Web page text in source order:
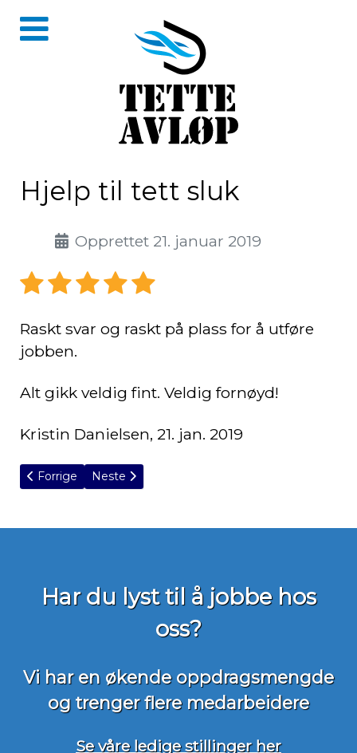
Hjelp til tett sluk
DetaljerOpprettet 21. januar 2019
Raskt svar og raskt på plass for å utføre
jobben.
Alt gikk veldig fint. Veldig fornøyd!
Kristin Danielsen, 21. jan. 2019
Forrige artikkel: Veldig tregt avløp på bad og kjøkken
Forrige Neste artikkel: Tett do
Neste
Har du lyst til å jobbe hos
oss?
Vi har en økende oppdragsmengde
og trenger flere medarbeidere
Se våre ledige stillinger her